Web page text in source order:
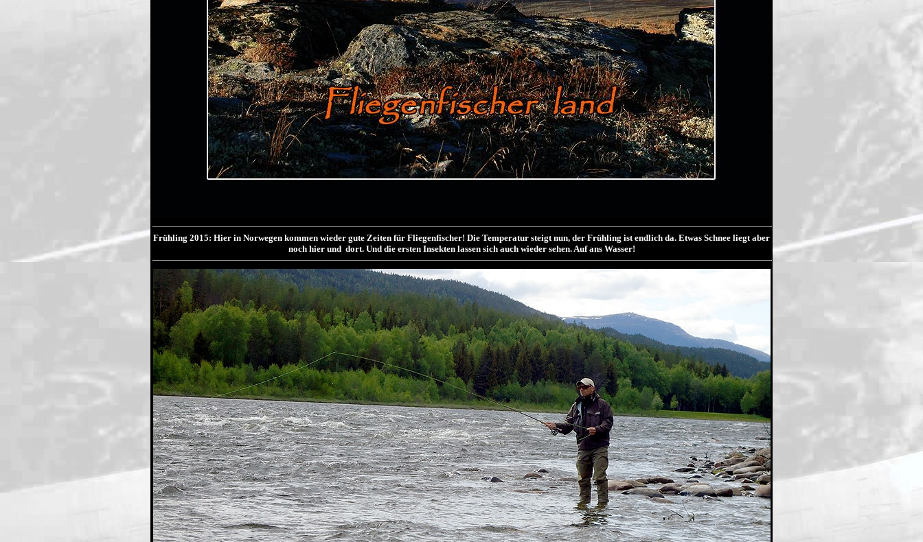
Frühling 2015: Hier in Norwegen kommen wieder gute Zeiten für Fliegenfischer! Die Temperatur steigt nun, der Frühling ist endlich da. Etwas Schnee liegt aber
noch hier und dort. Und die ersten Insekten lassen sich auch wieder sehen. Auf ans Wasser!